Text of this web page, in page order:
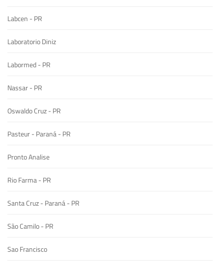
Labcen - PR
Laboratorio Diniz
Labormed - PR
Nassar - PR
Oswaldo Cruz - PR
Pasteur - Paraná - PR
Pronto Analise
Rio Farma - PR
Santa Cruz - Paraná - PR
São Camilo - PR
Sao Francisco